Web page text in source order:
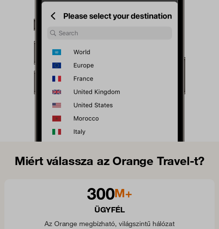
Miért válassza az Orange Travel-t?
300M+
ÜGYFÉL
Az Orange megbízható, világszintű hálózat